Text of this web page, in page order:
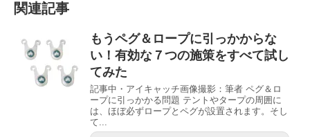
関連記事
もうペグ＆ロープに引っかからな
い！有効な７つの施策をすべて試し
てみた
記事中・アイキャッチ画像撮影：筆者 ペグ＆ロ
ープに引っかかる問題 テントやタープの周囲に
は、ほぼ必ずロープとペグが設置されます。そし
て...